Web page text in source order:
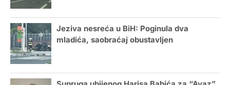
Jeziva nesreća u BiH: Poginula dva
mladića, saobraćaj obustavljen